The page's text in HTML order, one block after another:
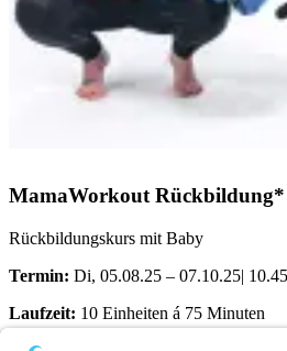
MamaWorkout Rückbildung*
Rückbildungskurs mit Baby
Termin: Di, 05.08.25 – 07.10.25|
Laufzeit: 10 Einheiten á 75 Minuten